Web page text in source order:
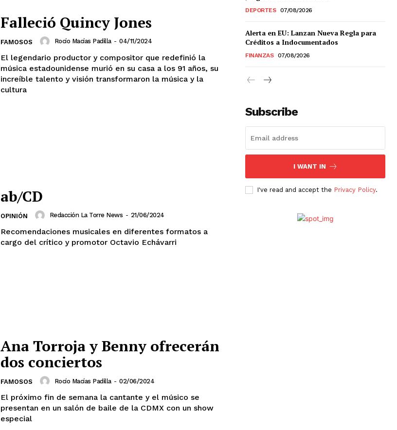
Aguascalientes
Baja California
Baja California Sur
Campeche
Colima
Durango Estado de México
Guanajuato Guerrero Hidalgo Jalisco
Michoacán Zacatecas Yucatán
Veracruz
Falleció Quincy Jones
FAMOSOS Rocío Macías Padilla - 04/11/2024
El legendario productor y compositor que redefinió la
música estadounidense murió en su casa a los 91 años, su
increíble talento y visión transformaron la música y la
cultura
ab/CD
OPINIÓN Redacción La Torre News - 21/06/2024
Recomendaciones musicales en diferentes formatos a
cargo del crítico y promotor Octavio Echávarri
Ana Torroja y Benny ofrecerán
dos conciertos
FAMOSOS Rocío Macías Padilla - 02/06/2024
El próximo fin de semana la cantante y el músico se
presentan en un salón de baile de la CDMX con un show
especial
DEPORTES 07/08/2026
Alerta en EU: Lanzan Nueva Regla para
Créditos a Indocumentados
FINANZAS 07/08/2026
Subscribe
I WANT IN
I've read and accept the Privacy Policy.